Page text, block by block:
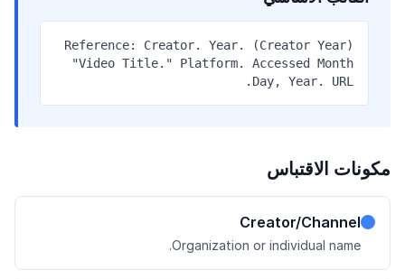
(Creator Year) Reference: Creator. Year.
"Video Title." Platform. Accessed Month
Day, Year. URL.
مكونات الاقتباس
Creator/Channel
Organization or individual name.